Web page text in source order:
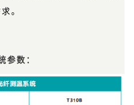
。
参数：